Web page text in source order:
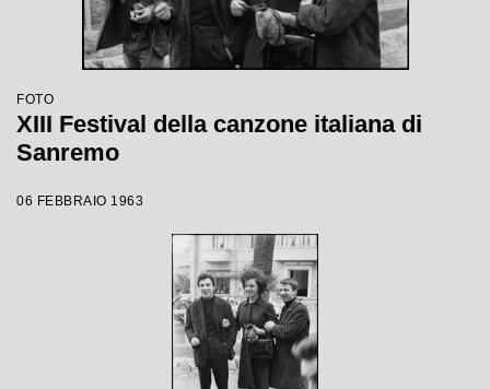
FOTO
XIII Festival della canzone italiana di
Sanremo
06 FEBBRAIO 1963